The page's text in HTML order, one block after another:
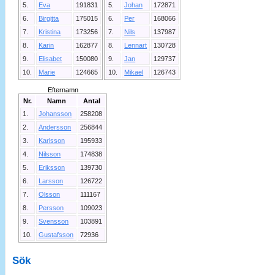
5.
Eva
191831
6.
Birgitta
175015
7.
Kristina
173256
8.
Karin
162877
9.
Elisabet
150080
10.
Marie 124665
5.
Johan
172871
6.
Per
168066
7.
Nils
137987
8.
Lennart
130728
9.
Jan
129737
10.
Mikael 126743
Efternamn
Nr.
Namn
Antal
1.
Johansson
258208
2.
Andersson
256844
3.
Karlsson
195933
4.
Nilsson
174838
5.
Eriksson
139730
6.
Larsson
126722
7.
Olsson
111167
8.
Persson
109023
9.
Svensson
103891
10.
Gustafsson 72936
Sök